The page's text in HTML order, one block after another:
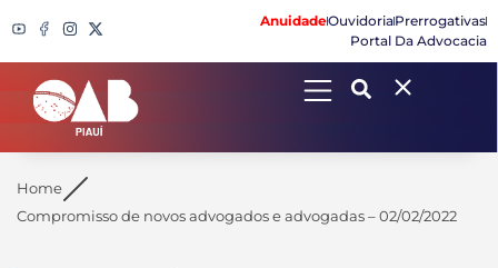
AnuidadeOuvidoriaPrerrogativas
Portal Da Advocacia
Search
Home
Compromisso de novos advogados e advogadas – 02/02/2022